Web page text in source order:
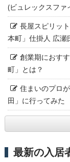
(ビュレックスファ
長屋スピリッ
本町」仕掛人 広瀬
創業期におす
町」とは？
住まいのプロ
田」に行ってみた
最新の入居